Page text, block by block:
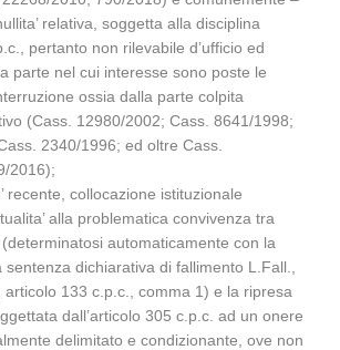
relativa, soggetta alla disciplina
pertanto non rilevabile d’ufficio ed
parte nel cui interesse sono poste le
ossia dalla parte colpita
(Cass. 12980/2002; Cass. 8641/1998;
2340/1996; ed oltre Cass.
2016);
recente, collocazione istituzionale
alla problematica convivenza tra
(determinatosi automaticamente con la
dichiarativa di fallimento L.Fall.,
133 c.p.c., comma 1) e la ripresa
dall’articolo 305 c.p.c. ad un onere
delimitato e condizionante, ove non